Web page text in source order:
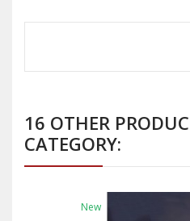
16 OTHER
CATEGORY:
New